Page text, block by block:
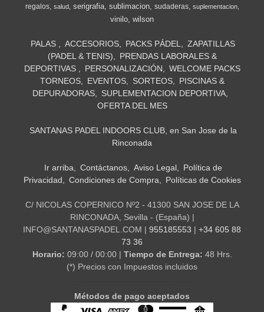
regalos
salud serigrafia sublimacion sudaderas suplementacion
vinilo wilson
PALAS ACCESORIOS PACKS PÁDEL
ZAPATILLAS
(PADEL & TENIS)
PRENDAS LABORALES &
DEPORTIVAS
PERSONALIZACIÓN
WELCOME PACKS
TORNEOS
EVENTOS SORTEOS
PISCINAS &
DEPURADORAS
SUPLEMENTACION DEPORTIVA
OFERTA DEL MES
SANTANAS PADEL INDOORS CLUB, en San Jose de la
Rinconada
Ir arriba Contáctanos Aviso Legal
Política de
Privacidad
Condiciones de Compra Políticas de Cookies
C/ NICOLAS COPERNICO Nº2 - 41300 SAN JOSE DE LA
RINCONADA, Sevilla - (España) |
INFO@SANTANASPADEL.COM | 955185553 | +34 605 88
73 36
Horario: 09:00 / 00:00 | Tiempo de Entrega: 48 Hrs.
(*) Precios con Impuestos incluidos
Métodos de pago aceptados